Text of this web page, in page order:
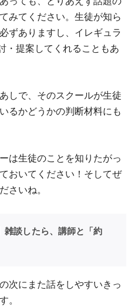
みてください。生徒が知ら
ずありますし、イレギュラ
・提案してくれることもあ
しで、そのスクールが生徒
るかどうかの判断材料にも
は生徒のことを知りたがっ
おいてください！そしてぜ
さいね。
雑談したら、講師と「約
次にまた話をしやすいきっ
。